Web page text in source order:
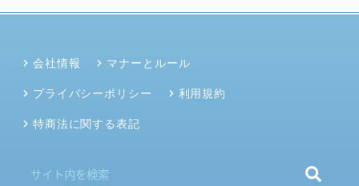
会社情報 マナーとルール
プライバシーポリシー 利用規約
特商法に関する表記